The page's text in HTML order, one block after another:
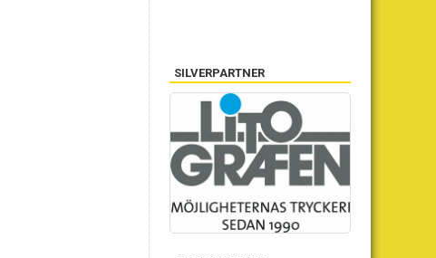
SILVERPARTNER